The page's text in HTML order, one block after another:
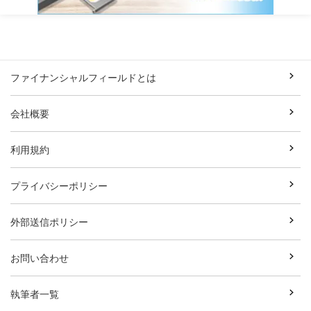
ファイナンシャルフィールドとは
会社概要
利用規約
プライバシーポリシー
外部送信ポリシー
お問い合わせ
執筆者一覧